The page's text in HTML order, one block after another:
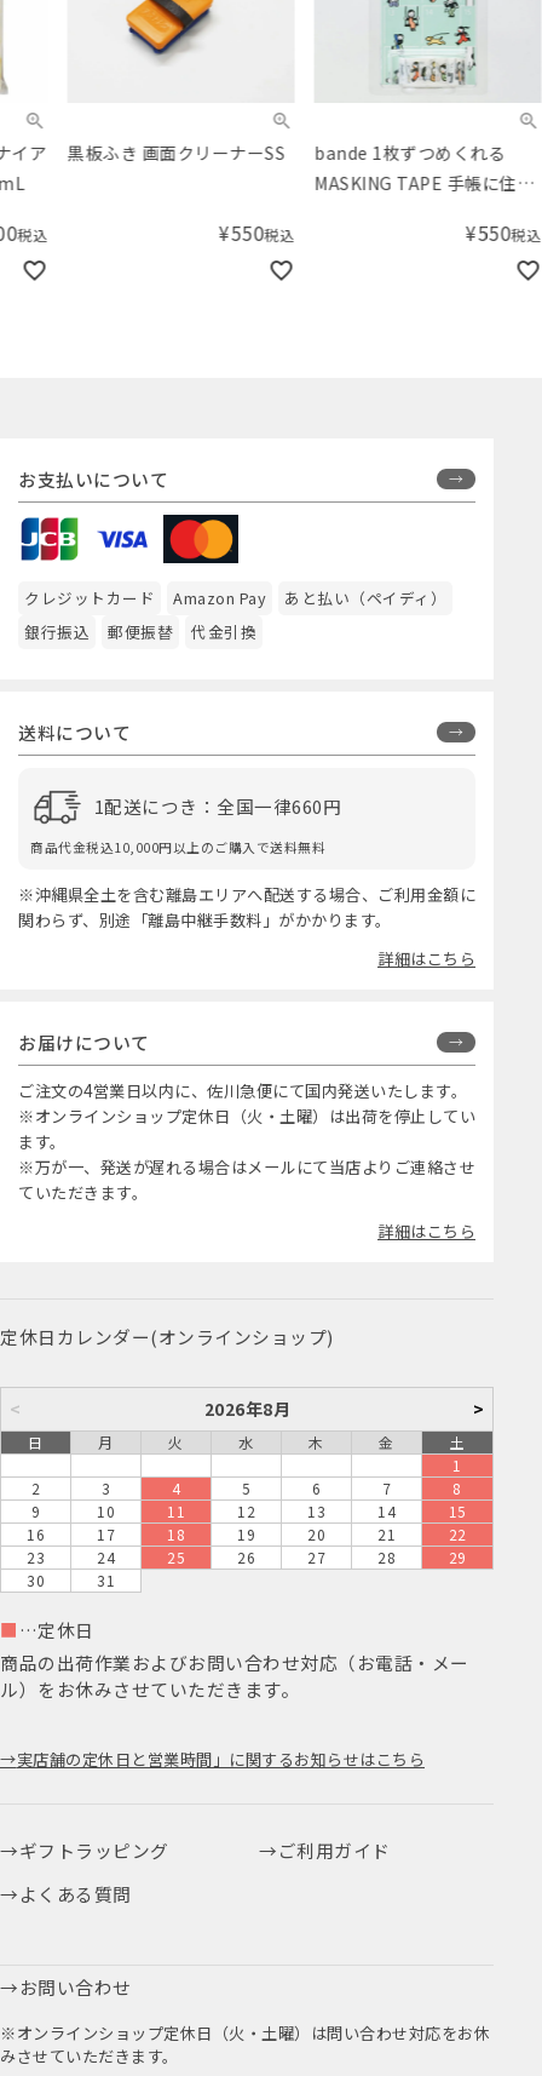
黒板ふき 画面クリーナーSS
税込
bande 1枚ずつめくれる
MASKING TAPE 手帳に住む
税込
ッ
お支払いについて
クレジットカード Amazon Pay
あと払い（ペイディ）
銀行振込
郵便振替 代金引換
送料について
1配送につき：全国一律660円
商品代金税込10,000円以上のご購入で送料無料
※沖縄県全土を含む離島エリアへ配送する場合、ご利用金額に
関わらず、別途「離島中継手数料」がかかります。
詳細はこちら
お届けについて
ご注文の4営業日以内に、佐川急便にて国内発送いたします。
※オンラインショップ定休日（火・土曜）は出荷を停止してい
ます。
※万が一、発送が遅れる場合はメールにて当店よりご連絡させ
ていただきます。
詳細はこちら
定休日カレンダー(オンラインショップ)
< 2026年8月 >
日 月 火 水 木 金
土
1
2
3 4 5 6 7
8
9
10 11 12 13 14
15
16
17 18 19 20 21
22
23
24 25 26 27 28
29
30
31
■ …定休日
商品の出荷作業およびお問い合わせ対応（お電話・メー
ル）をお休みさせていただきます。
実店舗の定休日と営業時間」に関するお知らせはこちら
ギフトラッピング
ご利用ガイド
よくある質問
お問い合わせ
※オンラインショップ定休日（火・土曜）は問い合わせ対応をお休
みさせていただきます。